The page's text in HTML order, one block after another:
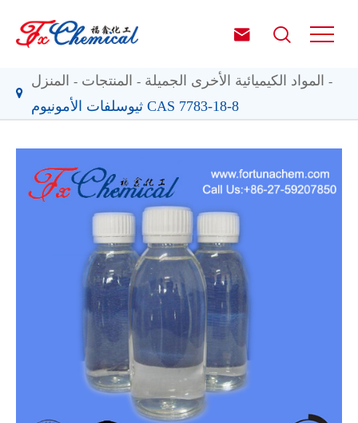
 
المنزل المنتجات
المواد الكيميائية الأخرى الجميلة
ثيوسلفات الأمونيوم CAS 7783-18-8